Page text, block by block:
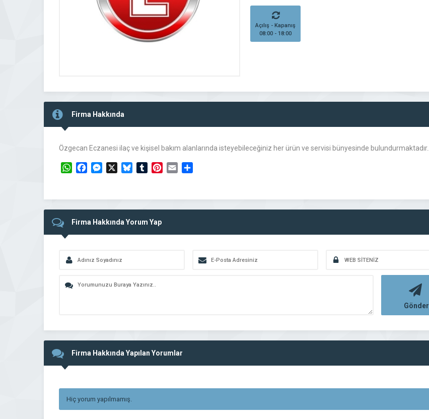
Açılış - Kapanış
08:00 - 18:00
Firma Hakkında
Özgecan Eczanesi ilaç ve kişisel bakım alanlarında isteyebileceğiniz her ürün ve servisi bünyesinde bulundurmaktadır…
WhatsAppFacebookMessengerBlueskyTumblrPinterest
Email
Firma Hakkında Yorum Yap
Gönder
Firma Hakkında Yapılan Yorumlar
Hiç yorum yapılmamış.